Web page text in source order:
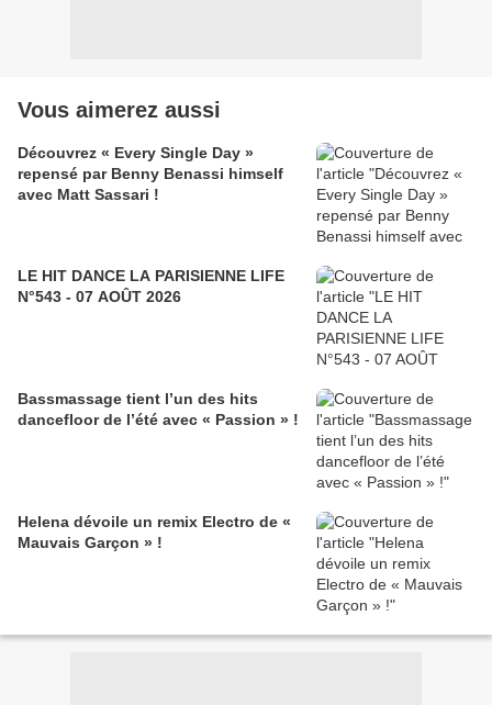
Vous aimerez aussi
Découvrez « Every Single Day »
repensé par Benny Benassi himself
avec Matt Sassari !
LE HIT DANCE LA PARISIENNE LIFE
N°543 - 07 AOÛT 2026
Bassmassage tient l’un des hits
dancefloor de l’été avec « Passion » !
Helena dévoile un remix Electro de «
Mauvais Garçon » !